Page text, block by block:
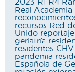
2023 R1 R4
Real
recursos Red
Unido reportaje
geriatría
residentes CHV
pandemia
Española de